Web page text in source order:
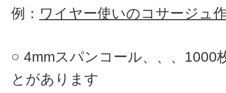
例： ワイヤー使いのコサージュ
4mmスパンコール、、、1000
とがあります